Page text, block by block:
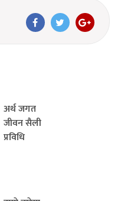
अर्थ जगत
जीवन सैली
प्रविधि